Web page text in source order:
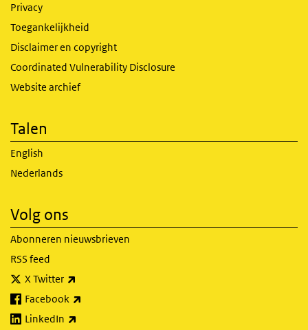
Privacy
Toegankelijkheid
Disclaimer en copyright
Coordinated Vulnerability Disclosure
Website archief
Talen
English
Nederlands
Volg ons
Abonneren nieuwsbrieven
RSS feed
X Twitter
Facebook
LinkedIn